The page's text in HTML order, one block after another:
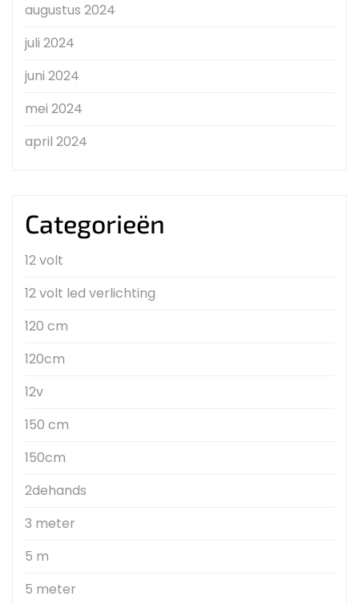
augustus 2024
juli 2024
juni 2024
mei 2024
april 2024
Categorieën
12 volt
12 volt led verlichting
120 cm
120cm
12v
150 cm
150cm
2dehands
3 meter
5 m
5 meter